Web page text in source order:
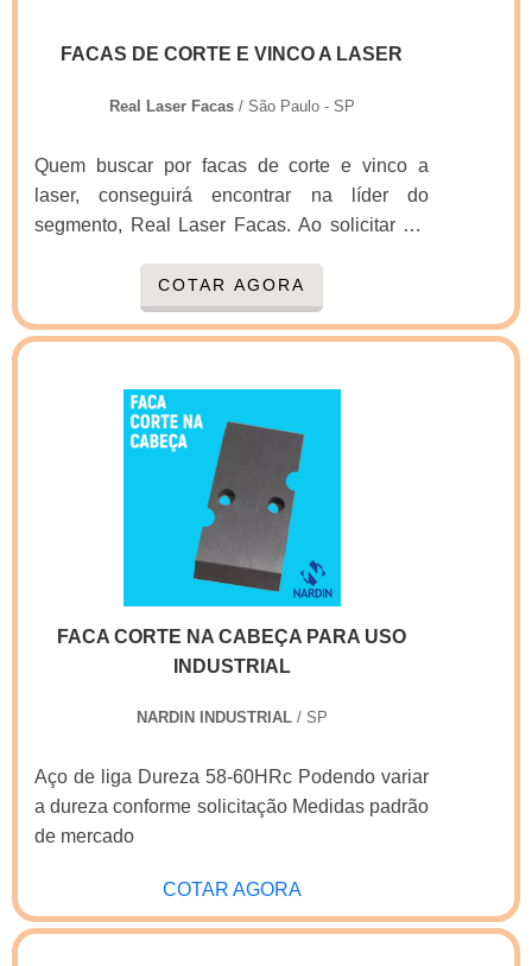
experiência na área de atuação; Amplo
qualidade; Logística planejada para entregas
resultado final.QUALIDADES E PONTOS
FORTES DA EMPRESAApenas na Real
Laser Facas sempre tem a solução mais
buscada na área de facas gráficas fabricante.
A empresa oferece opções como facas de
gráficas para tags e facas para embalagens.É
seus serviços, características possíveis pelo
fato de ter escritório de alta qualidade onde
são realizadas as atividades e sede em
localização privilegiada.Esses fatores,
somados a um time multidisciplinar de
consultores associados e profissionais com
vasta experiência na área de atuação,
comprovam sua essência de trazer o melhor
FACAS DE CORTE E VINCO A LASER
Real Laser Facas/ São Paulo - SP
Quem buscar por facas de corte e vinco a
laser, conseguirá encontrar na líder do
segmento, Real Laser Facas. Ao solicitar um
no ramo, o cliente terá acesso a produtos de
primeira linha e um suporte completo, do
contato inicial ao pós-venda.Quando a
os melhores profissionais da Real Laser
Facas o cliente obterá precisão e
comprometimento com o resultado
final.DIFERENCIAIS IMPORTANTES DE
FACAS DE CORTE E VINCO A LASERA
Real Laser Facas centraliza sua estratégia em
criar aos parceiros uma estrutura com
escritório de alta qualidade onde são
realizadas as atividades e equipamentos de
última geração, tudo para garantir facas de
muitas maneiras eficientes de uma companhia
destaque em sua área de atuação. A Real
Laser Facas se mostra referência por ter:
Atendimento personalizado; Colaboradores
eficientes; Oito anos de experiência no
facas de corte e vinco a laser, deve-se ter a
COTAR AGORA
FACA CORTE NA CABEÇA PARA USO
INDUSTRIAL
NARDIN INDUSTRIAL/ SP
Aço de liga Dureza 58-60HRc Podendo variar
a dureza conforme solicitação Medidas padrão
de mercado
COTAR AGORA